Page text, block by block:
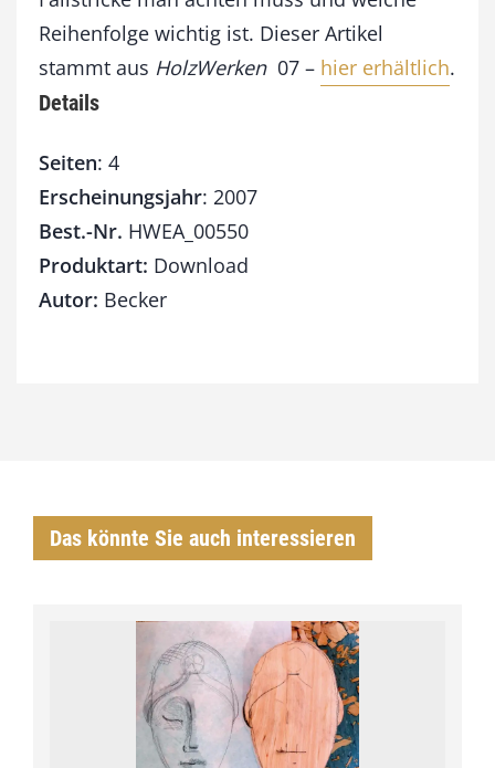
Reihenfolge wichtig ist. Dieser Artikel
stammt aus HolzWerken 07 – hier erhältlich.
Details
Seiten: 4
Erscheinungsjahr: 2007
Best.-Nr. HWEA_00550
Produktart: Download
Autor: Becker
Das könnte Sie auch interessieren